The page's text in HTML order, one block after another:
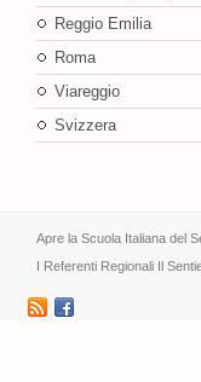
Reggio Emilia
Roma
Viareggio
Svizzera
Apre la Scuola Italiana del
I Referenti Regionali Il